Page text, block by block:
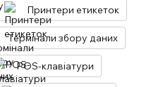
Принтери етикеток
Термінали збору даних
POS-клавіатури